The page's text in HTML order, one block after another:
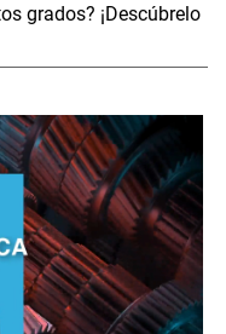
grados? ¡Descúbrelo